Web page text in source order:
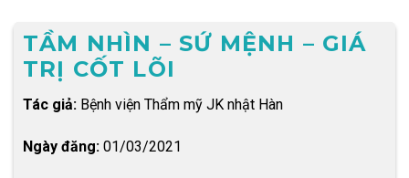
TẦM NHÌN – SỨ MỆNH – GIÁ
TRỊ CỐT LÕI
Tác giả:Bệnh viện Thẩm mỹ JK nhật Hàn
Ngày đăng:01/03/2021